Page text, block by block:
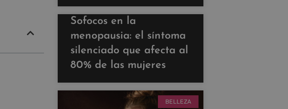
Sofocos en la
menopausia: el síntoma
silenciado que afecta al
80% de las mujeres
BELLEZA